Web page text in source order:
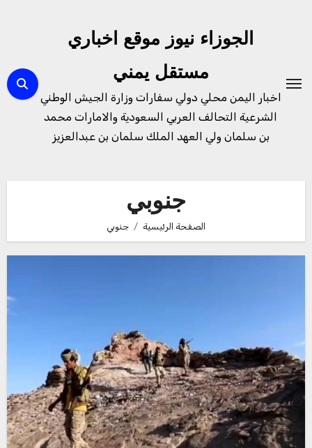
الجوزاء نيوز موقع اخباري
مستقل يمني
اخبار اليمن محلي دولي سفارات وزارة الجيش الوطني
الشرعية التحالف العربي السعودية والامارات محمد
بن سلمان ولي العهد الملك سلمان بن عبدالعزيز
جنوبي
الصفحة الرئيسية جنوبي